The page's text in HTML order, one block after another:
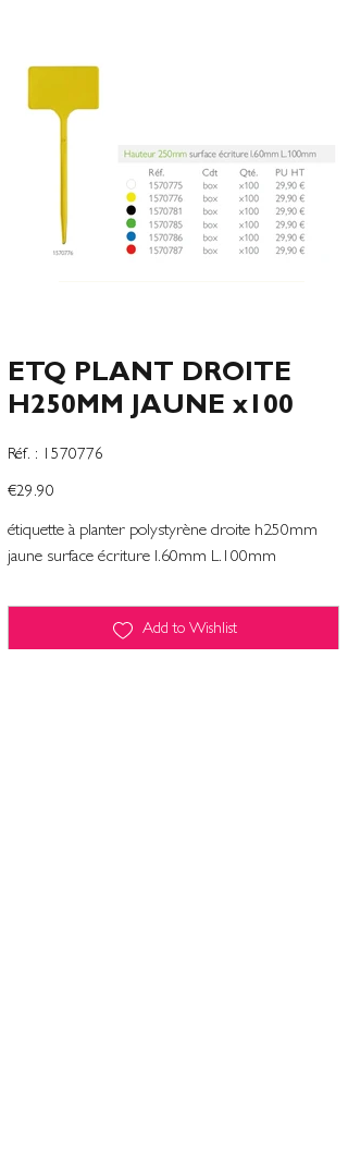
ETQ PLANT DROITE
H250MM JAUNE x100
Réf. :
SKU
1570776
1570776
Price
€29.90
étiquette à planter polystyrène droite h250mm
jaune surface écriture l.60mm L.100mm
Add to Wishlist